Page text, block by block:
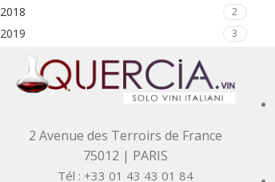
2018 2
2019 3
2 Avenue des Terroirs de France
75012 | PARIS
Tél : +33 01 43 43 01 84